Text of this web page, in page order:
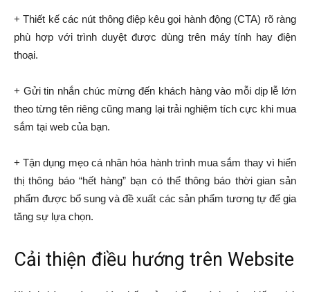
+ Thiết kế các nút thông điệp kêu gọi hành động (CTA) rõ ràng
phù hợp với trình duyệt được dùng trên máy tính hay điện
thoại.
+ Gửi tin nhắn chúc mừng đến khách hàng vào mỗi dịp lễ lớn
theo từng tên riêng cũng mang lại trải nghiệm tích cực khi mua
sắm tại web của bạn.
+ Tận dụng mẹo cá nhân hóa hành trình mua sắm thay vì hiển
thị thông báo “hết hàng” bạn có thể thông báo thời gian sản
phẩm được bổ sung và đề xuất các sản phẩm tương tự để gia
tăng sự lựa chọn.
Cải thiện điều hướng trên Website